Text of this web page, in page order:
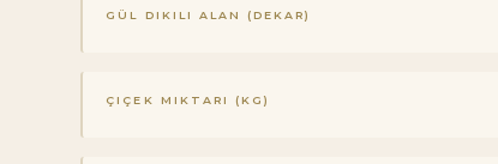
GÜL DIKILI ALAN (DEKAR)
ÇIÇEK MIKTARI (KG)